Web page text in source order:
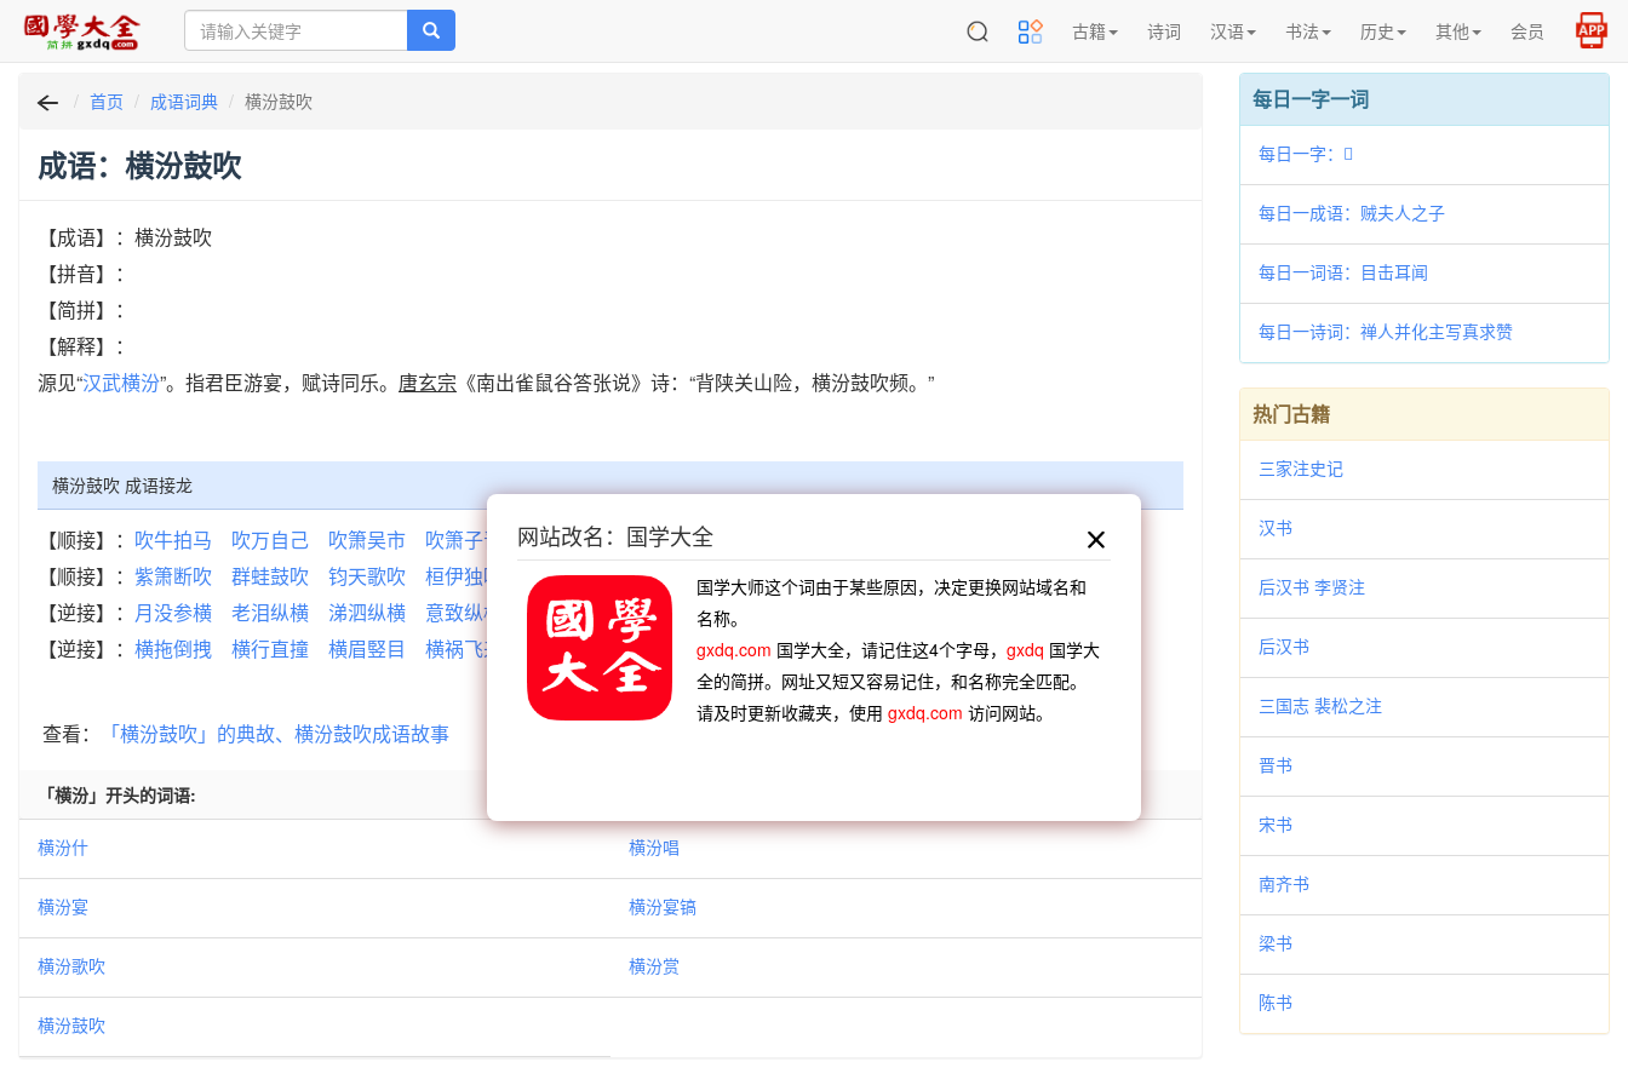
古籍 诗词 汉语 书法 历史 其他 会员
首页 成语词典 横汾鼓吹
成语：横汾鼓吹
【成语】：横汾鼓吹
【拼音】：
【简拼】：
【解释】：
源见“汉武横汾”。指君臣游宴，赋诗同乐。 唐玄宗 《南出雀鼠谷答张说》诗：“背陕关山险，横汾鼓吹频。”
横汾鼓吹 成语接龙
【顺接】： 吹牛拍马 吹万自己 吹箫吴市 吹箫子晋 吹毛数睫 吹箫仙子
【顺接】： 紫箫断吹 群蛙鼓吹 钧天歌吹 桓伊独吹 两部鼓吹 滥同齐吹 秦楼凤吹
大鼓大吹
【逆接】： 月没参横 老泪纵横 涕泗纵横 意致纵横 面冷言横 排奡纵横 斗转参横
【逆接】： 横拖倒拽 横行直撞 横眉竪目 横祸飞来 横征暴敛 横徵苛役 横拖竖拉 横槊赋诗
查看： 「横汾鼓吹」的典故、横汾鼓吹成语故事
「横汾」开头的词语:
横汾什 横汾唱
横汾宴 横汾宴镐
横汾歌吹 横汾赏
横汾鼓吹
每日一字一词
每日一字：𢺊
每日一成语：贼夫人之子
每日一词语：目击耳闻
每日一诗词：禅人并化主写真求赞
热门古籍
三家注史记
汉书
后汉书 李贤注
后汉书
三国志 裴松之注
晋书
宋书
南齐书
梁书
陈书
网站改名：国学大全
国学大师这个词由于某些原因，决定更换网站域名和
名称。
gxdq.com 国学大全，请记住这4个字母， gxdq 国学大
全的简拼。网址又短又容易记住，和名称完全匹配。
请及时更新收藏夹，使用 gxdq.com 访问网站。